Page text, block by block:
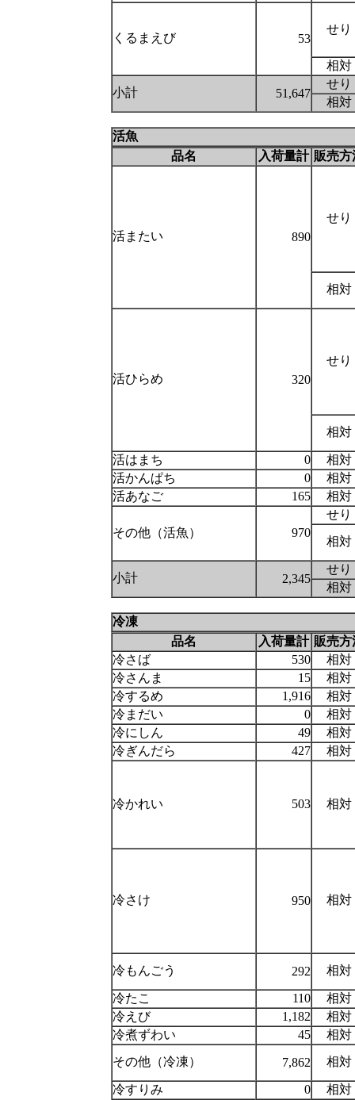
くるまえび 53
せり
相対
小計
51,647
せり
相対
活魚
品名
入荷量計 販売方
活またい 890
せり
相対
活ひらめ 320
せり
相対
活はまち 0
相対
活かんぱち
0
相対
活あなご
165 相対
その他（活魚） 970
せり
相対
小計 2,345
せり
相対
冷凍
品名
入荷量計 販売方
冷さば
530
相対
冷さんま
15
相対
冷するめ
1,916
相対
冷まだい
0
相対
冷にしん
49
相対
冷ぎんだら
427 相対
冷かれい 503 相対
冷さけ 950 相対
冷もんごう 292 相対
冷たこ 110
相対
冷えび
1,182
相対
冷煮ずわい
45
相対
その他（冷凍）
7,862 相対
冷すりみ 0
相対